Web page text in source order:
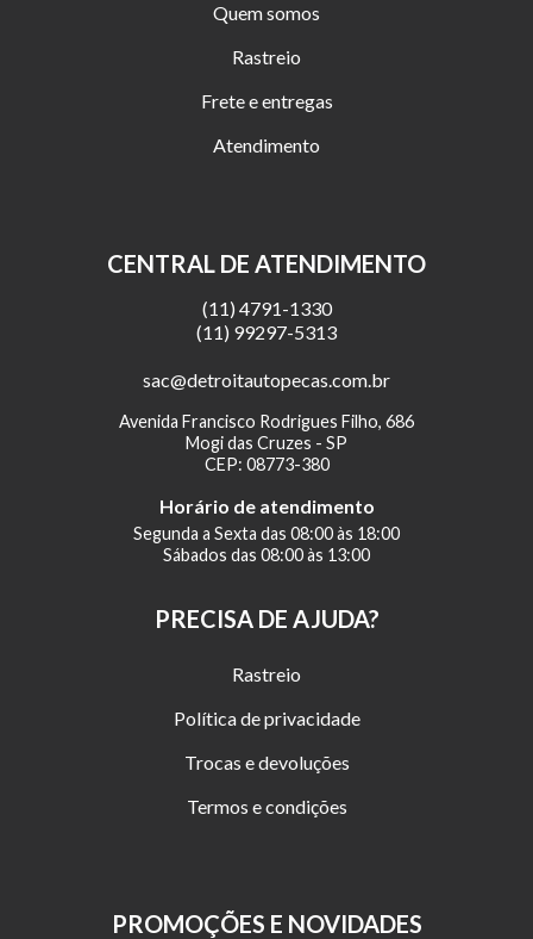
Quem somos
Rastreio
Frete e entregas
Atendimento
CENTRAL DE ATENDIMENTO
(11) 4791-1330
(11) 99297-5313
sac@detroitautopecas.com.br
Avenida Francisco Rodrigues Filho, 686
Mogi das Cruzes - SP
CEP: 08773-380
Horário de atendimento
Segunda a Sexta das 08:00 às 18:00
Sábados das 08:00 às 13:00
PRECISA DE AJUDA?
Rastreio
Política de privacidade
Trocas e devoluções
Termos e condições
PROMOÇÕES E NOVIDADES